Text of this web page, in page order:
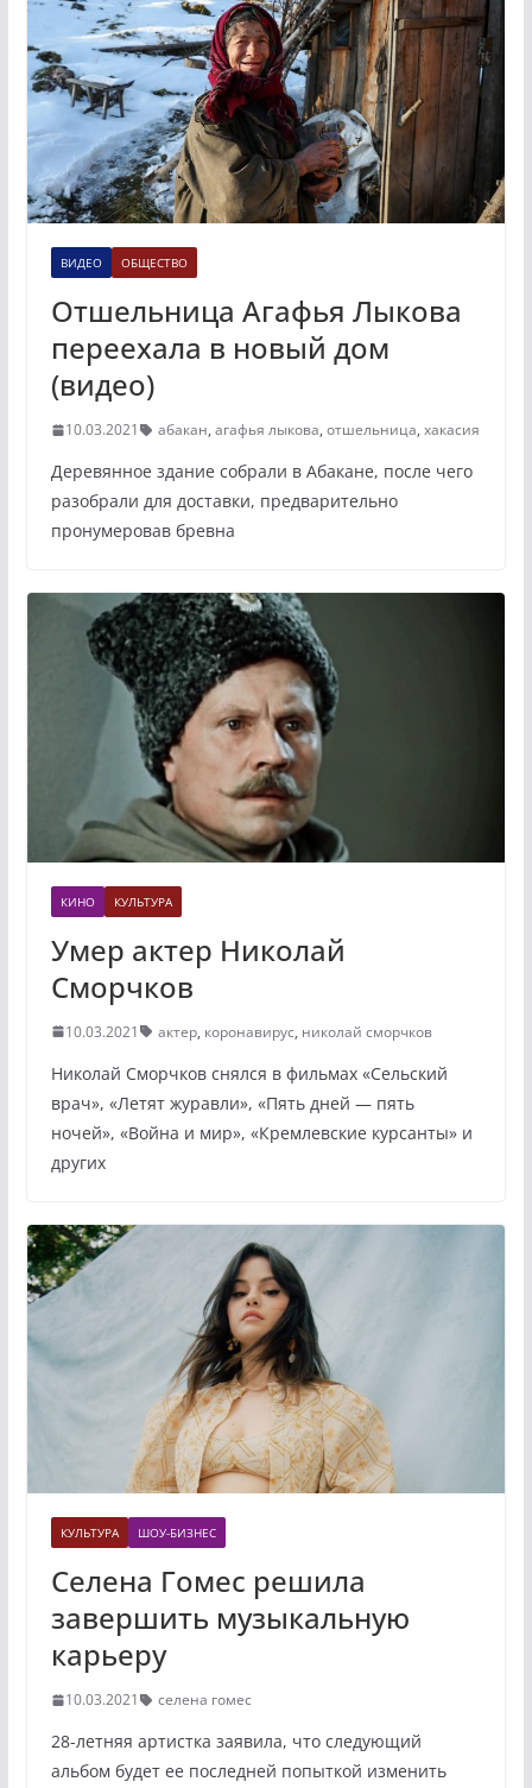
ВИДЕО ОБЩЕСТВО
Отшельница Агафья Лыкова
переехала в новый дом
(видео)
10.03.2021 абакан, агафья лыкова, отшельница, хакасия
Деревянное здание собрали в Абакане, после чего
разобрали для доставки, предварительно
пронумеровав бревна
КИНО КУЛЬТУРА
Умер актер Николай
Сморчков
10.03.2021 актер, коронавирус, николай сморчков
Николай Сморчков снялся в фильмах «Сельский
врач», «Летят журавли», «Пять дней — пять
ночей», «Война и мир», «Кремлевские курсанты» и
других
КУЛЬТУРА ШОУ-БИЗНЕС
Селена Гомес решила
завершить музыкальную
карьеру
10.03.2021 селена гомес
28-летняя артистка заявила, что следующий
альбом будет ее последней попыткой изменить